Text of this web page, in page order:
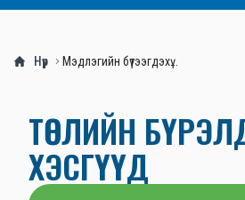
Нүүр Мэдлэгийн бүтээгдэхү...
ТӨСЛИЙН
ХЭСГҮҮД